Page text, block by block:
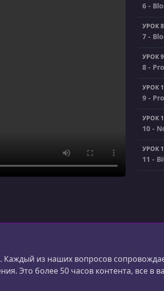
6 -
УРОК
7 -
УРОК
8 -
УРОК
9 -
УРОК
10 -
УРОК
11 -
Каждый из наших вопросов
Это более 50 часов контента, все в